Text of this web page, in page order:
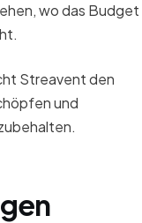
wo das Budget
Streavent den
und